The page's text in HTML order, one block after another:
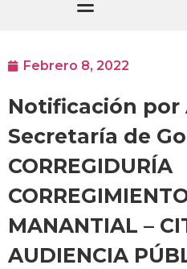
Febrero 8, 2022
Notificación por
Secretaría de
CORREGIDURÍA
MANANTIAL –
AUDIENCIA